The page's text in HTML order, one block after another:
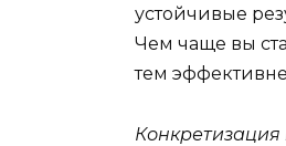
устойчивые
Чем чаще вы
тем